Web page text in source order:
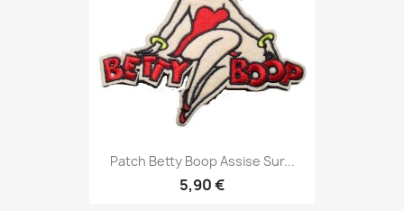
Patch Betty Boop Assise Sur...
5,90 €